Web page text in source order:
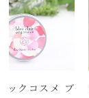
ックコスメ ブ